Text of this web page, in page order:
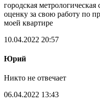
городская
оценку за свою работу по
моей квартире
10.04.2022 20:57
Юрий
Никто не отвечает
06.04.2022 13:43